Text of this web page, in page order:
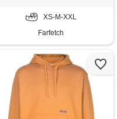
XS-M-XXL
Farfetch